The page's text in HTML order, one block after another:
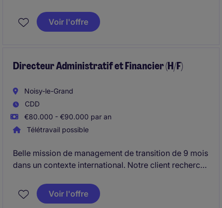
en situation de vulnérabilité, l'association compte
aujourd'hui près de 1000 salariés répartis sur le
Financier.
Voir l'offre
Directeur Administratif et Financier (H/F)
Noisy-le-Grand
CDD
€80.000 - €90.000 par an
Télétravail possible
Belle mission de management de transition de 9 mois
dans un contexte international. Notre client recherche
Voir l'offre